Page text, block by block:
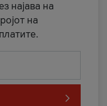
најава на
на